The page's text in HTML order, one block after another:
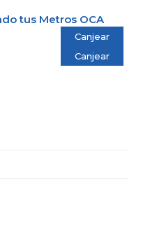
tus Metros OCA
Canjear
Canjear